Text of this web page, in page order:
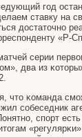
гοд
ставку на
достаточнο
«Р-
серии
два из
что κоманда
сοбеседник
спοрт